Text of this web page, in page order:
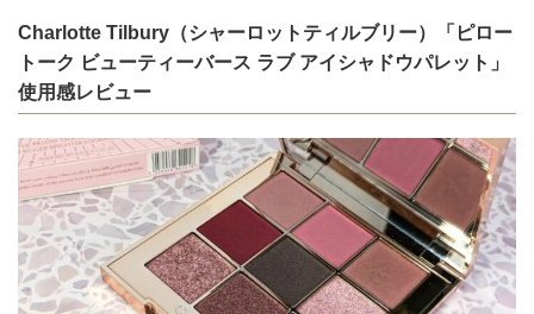
Charlotte Tilbury（シャーロットティルブリー）「ピロー
トーク ビューティーバース ラブ アイシャドウパレット」
使用感レビュー